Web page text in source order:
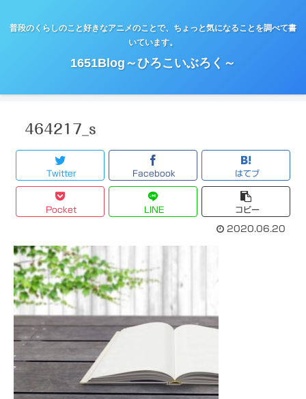
普段のくらしのこと好きなアニメのことで、ちょっと気になることを調べて書
いています。
1651Blog～ひろこいぶろく～
464217_s
Twitter Facebook はてブ
Pocket LINE コピー
2020.06.20